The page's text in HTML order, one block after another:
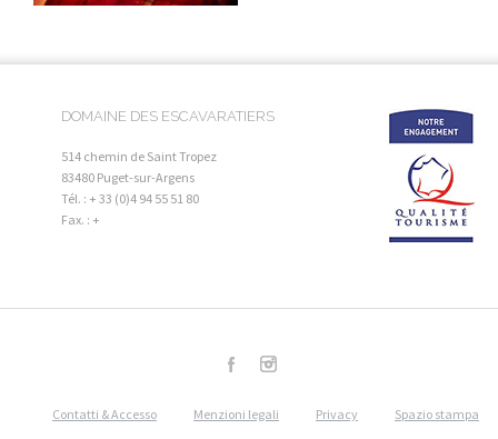
DOMAINE DES ESCAVARATIERS
514 chemin de Saint Tropez
83480 Puget-sur-Argens
Tél. : + 33 (0)4 94 55 51 80
Fax. : +
Contatti & Accesso Menzioni legali Privacy Spazio stampa